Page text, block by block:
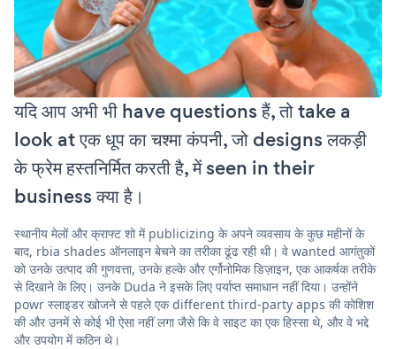
यदि आप अभी भी have questions हैं, तो take a
look at एक धूप का चश्मा कंपनी, जो designs लकड़ी
के फ्रेम हस्तनिर्मित करती है, में seen in their
business क्या है।
स्थानीय मेलों और क्राफ्ट शो में publicizing के अपने व्यवसाय के कुछ महीनों के
बाद, rbia shades ऑनलाइन बेचने का तरीका ढूंढ रही थी। वे wanted आगंतुकों
को उनके उत्पाद की गुणवत्ता, उनके हल्के और एर्गोनोमिक डिज़ाइन, एक आकर्षक तरीके
से दिखाने के लिए। उनके Duda ने इसके लिए पर्याप्त समाधान नहीं दिया। उन्होंने
powr स्लाइडर खोजने से पहले एक different third-party apps की कोशिश
की और उनमें से कोई भी ऐसा नहीं लगा जैसे कि वे साइट का एक हिस्सा थे, और वे भद्दे
और उपयोग में कठिन थे।